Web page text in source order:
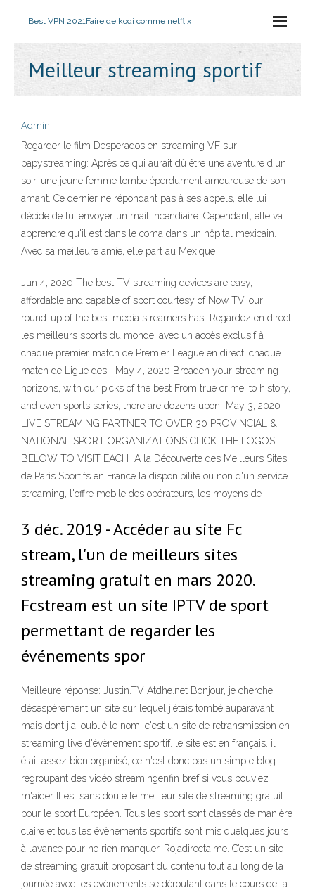
Best VPN 2021Faire de kodi comme netflix
Meilleur streaming sportif
Admin
Regarder le film Desperados en streaming VF sur
papystreaming: Après ce qui aurait dû être une aventure d'un
soir, une jeune femme tombe éperdument amoureuse de son
amant. Ce dernier ne répondant pas à ses appels, elle lui
décide de lui envoyer un mail incendiaire. Cependant, elle va
apprendre qu'il est dans le coma dans un hôpital mexicain.
Avec sa meilleure amie, elle part au Mexique
Jun 4, 2020 The best TV streaming devices are easy,
affordable and capable of sport courtesy of Now TV, our
round-up of the best media streamers has Regardez en direct
les meilleurs sports du monde, avec un accès exclusif à
chaque premier match de Premier League en direct, chaque
match de Ligue des May 4, 2020 Broaden your streaming
horizons, with our picks of the best From true crime, to history,
and even sports series, there are dozens upon May 3, 2020
LIVE STREAMING PARTNER TO OVER 30 PROVINCIAL &
NATIONAL SPORT ORGANIZATIONS CLICK THE LOGOS
BELOW TO VISIT EACH A la Découverte des Meilleurs Sites
de Paris Sportifs en France la disponibilité ou non d'un service
streaming, l'offre mobile des opérateurs, les moyens de
3 déc. 2019 - Accéder au site Fc
stream, l'un de meilleurs sites
streaming gratuit en mars 2020.
Fcstream est un site IPTV de sport
permettant de regarder les
événements spor
Meilleure réponse: Justin.TV Atdhe.net Bonjour, je cherche
désespérément un site sur lequel j'étais tombé auparavant
mais dont j'ai oublié le nom, c'est un site de retransmission en
streaming live d'évènement sportif. le site est en français. il
était assez bien organisé, ce n'est donc pas un simple blog
regroupant des vidéo streamingenfin bref si vous pouviez
m'aider Il est sans doute le meilleur site de streaming gratuit
pour le sport Européen. Tous les sport sont classés de manière
claire et tous les évènements sportifs sont mis quelques jours
à l’avance pour ne rien manquer. Rojadirecta.me. C’est un site
de streaming gratuit proposant du contenu tout au long de la
journée avec les évènements se déroulant dans le cours de la